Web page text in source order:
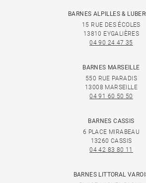
BARNES ALPILLES &
15 RUE DES ÉCOLES
13810 EYGALIÈRES
04 90 24 47 35
BARNES MARSEILLE
550 RUE PARADIS
13008 MARSEILLE
04 91 60 50 50
BARNES CASSIS
6 PLACE MIRABEAU
13260 CASSIS
04 42 83 80 11
BARNES LITTORAL